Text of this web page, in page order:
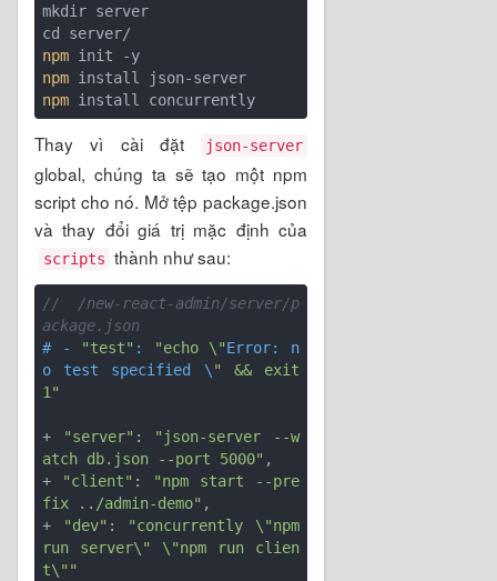
mkdir server
npm
npm
npm install concurrently
Thay vì cài đặt json-server
global, chúng ta sẽ tạo một npm
script cho nó. Mở tệp package.json
và thay đổi giá trị mặc định của
scripts thành như sau:
// /new-react-admin/server/p
ackage.json
# -
"test" : "echo \"Error: n
o test specified \" && exit
1"
+ "server" :
"json-server --w
atch db.json --port 5000" ,
+
"client" :
"npm start --pre
fix ../admin-demo" ,
+
"dev" :
"concurrently \"npm
run server\" \"npm run clien
t\""